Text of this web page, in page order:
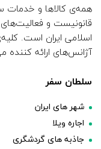
همه‌ی کالاها و خدمات
قانونیست و
اسلامی ایران است.
آژانس‌های ارائه کننده
سلطان سفر
شهر های ایران
اجاره ویلا
جاذبه های گردشگری